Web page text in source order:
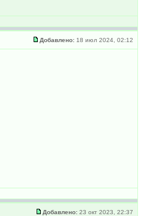
Добавлено: 18 июл 2024, 02:12
Добавлено: 23 окт 2023, 22:37